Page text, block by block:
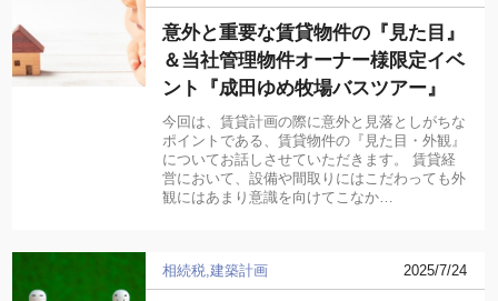
意外と重要な賃貸物件の『見た目』
＆当社管理物件オーナー様限定イベ
ント『成田ゆめ牧場バスツアー』
今回は、賃貸計画の際に意外と見落としがちな
ポイントである、賃貸物件の『見た目・外観』
についてお話しさせていただきます。 賃貸経
営において、設備や間取りにはこだわっても外
観にはあまり意識を向けてこなか…
相続税 建築計画 2025/7/24